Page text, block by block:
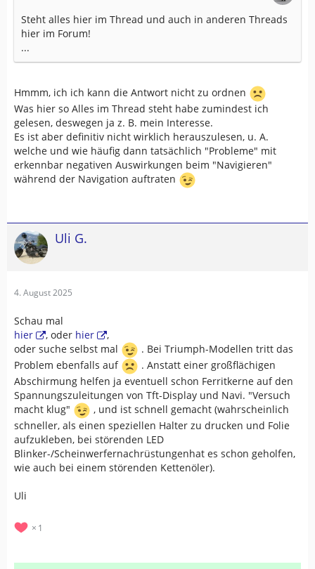
Steht alles hier im Thread und auch in anderen Threads
hier im Forum!
...
Hmmm, ich ich kann die Antwort nicht zu ordnen
Was hier so Alles im Thread steht habe zumindest ich
gelesen, deswegen ja z. B. mein Interesse.
Es ist aber definitiv nicht wirklich herauszulesen, u. A.
welche und wie häufig dann tatsächlich "Probleme" mit
erkennbar negativen Auswirkungen beim "Navigieren"
während der Navigation auftraten
Uli G.
4. August 2025
Schau mal
hier
, oder hier
,
oder suche selbst mal
. Bei Triumph-Modellen tritt das
Problem ebenfalls auf
. Anstatt einer großflächigen
Abschirmung helfen ja eventuell schon Ferritkerne auf den
Spannungszuleitungen von Tft-Display und Navi. "Versuch
macht klug"
, und ist schnell gemacht (wahrscheinlich
schneller, als einen speziellen Halter zu drucken und Folie
aufzukleben, bei störenden LED
Blinker-/Scheinwerfernachrüstungenhat es schon geholfen,
wie auch bei einem störenden Kettenöler).
Uli
1